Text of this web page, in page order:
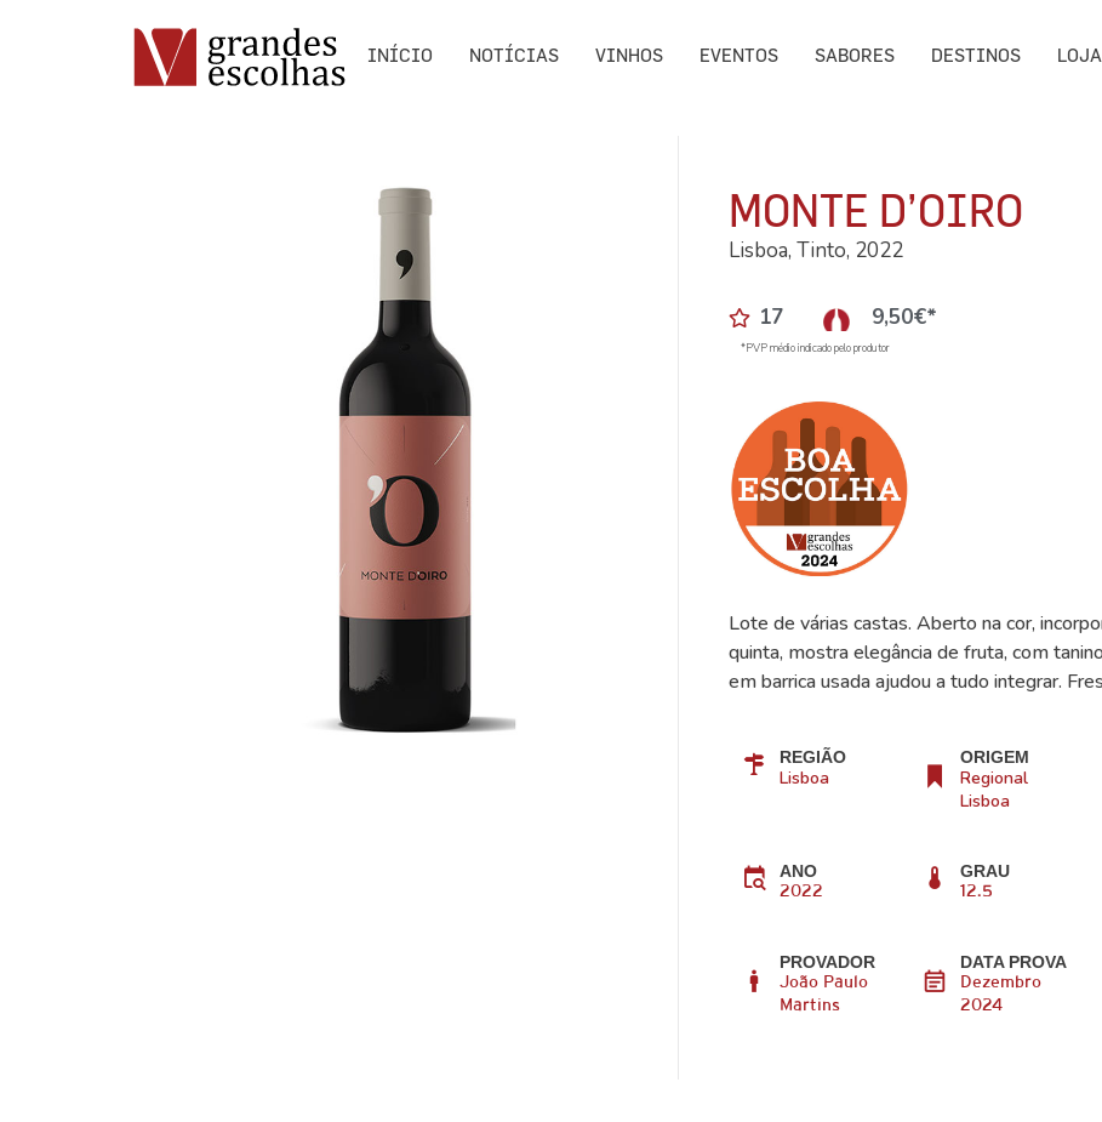
INÍCIO NOTÍCIAS VINHOS EVENTOS SABORES DESTINOS LOJA
MONTE D’OIRO
Lisboa, Tinto, 2022
17 9,50€*
*PVP médio indicado pelo produtor
Lote de várias castas. Aberto na cor,
quinta, mostra elegância de fruta, com
em barrica usada ajudou a tudo integrar.
REGIÃO
Lisboa
ORIGEM
Regional
Lisboa
ANO
2022
GRAU
12.5
PROVADOR
João Paulo
Martins
DATA PROVA
Dezembro
2024